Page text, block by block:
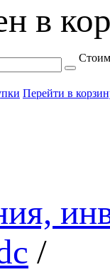
в
Перейти в
/